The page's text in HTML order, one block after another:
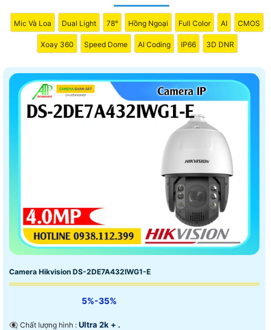
Mic Và Loa Dual Light 78° Hồng Ngoại Full Color AI CMOS
Xoay 360 Speed Dome AI Coding IP66 3D DNR
Camera Hikvision DS-2DE7A432IWG1-E
5%-35%
👁️‍🗨 Chất lượng hình : Ultra 2k + .